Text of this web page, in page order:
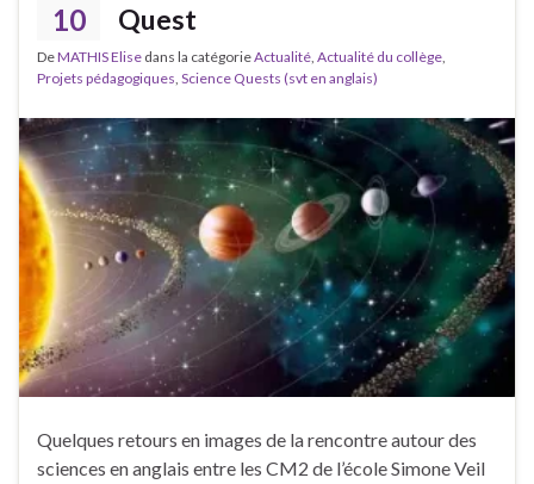
10
Quest
DeMATHIS Elise dans la catégorieActualité Actualité du collège
Projets pédagogiques Science Quests (svt en anglais)
Quelques retours en images de la rencontre autour des
sciences en anglais entre les CM2 de l’école Simone Veil